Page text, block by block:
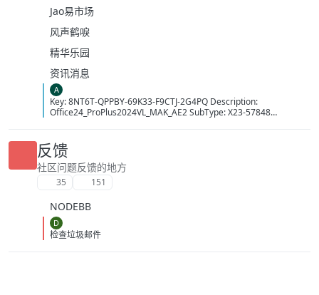
Jao易市场
风声鹤唳
精华乐园
资讯消息
A
Key: 8NT6T-QPPBY-69K33-F9CTJ-2G4PQ Description:
Office24_ProPlus2024VL_MAK_AE2 SubType: X23-57848
反馈
社区问题反馈的地方
35 151
NODEBB
D
检查垃圾邮件